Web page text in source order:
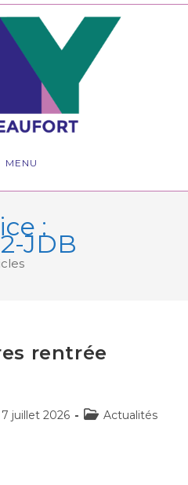
MENU
:
JDB
rentrée
7 juillet 2026
PostActualités